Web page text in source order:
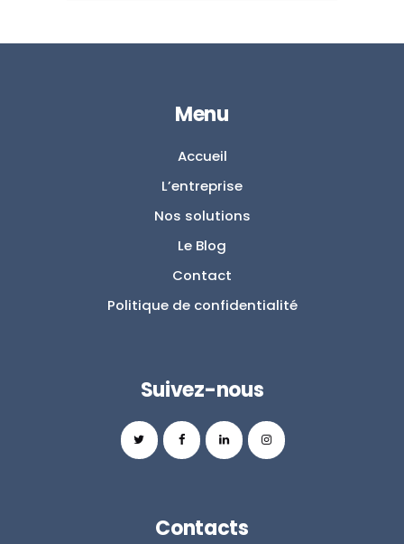
Menu
Accueil
L’entreprise
Nos solutions
Le Blog
Contact
Politique de confidentialité
Suivez-nous
Contacts